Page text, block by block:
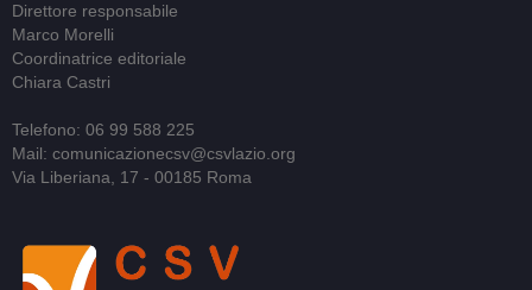
Direttore responsabile
Marco Morelli
Coordinatrice editoriale
Chiara Castri
Telefono: 06 99 588 225
Mail: comunicazionecsv@csvlazio.org
Via Liberiana, 17 - 00185 Roma